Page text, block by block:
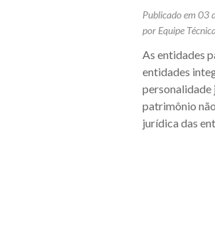
Publicado em 03
por Equipe
As entidades
entidades
personalidade
patrimônio
jurídica das